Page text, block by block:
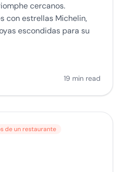
cercanos.
con estrellas Michelin,
escondidas para su
19 min read
de un restaurante